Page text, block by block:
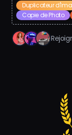
Duplicateur
Copie de Photo